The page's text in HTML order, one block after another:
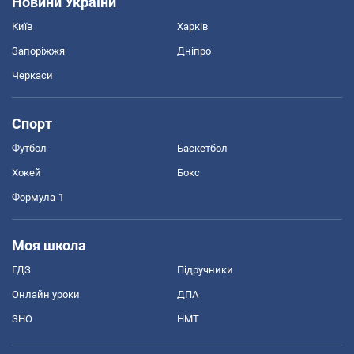
Київ Харків
Запоріжжя Дніпро
Черкаси
Спорт
Футбол Баскетбол
Хокей Бокс
Формула-1
Моя школа
ГДЗ Підручники
Онлайн уроки ДПА
ЗНО НМТ